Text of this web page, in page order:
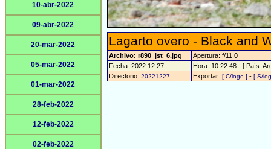
10-abr-2022
09-abr-2022
20-mar-2022
05-mar-2022
01-mar-2022
28-feb-2022
12-feb-2022
02-feb-2022
Lagarto overo - Black and
Archivo: r890_jst_6.jpg
Apertura: f/11.0
Fecha: 2022:12:27
Hora: 10:22:48 - [ País:
Directorio: 20221227 Exportar: [ C/logo ] - [ S/